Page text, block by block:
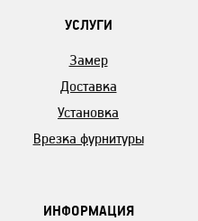
УСЛУГИ
Замер
Доставка
Установка
Врезка фурнитуры
ИНФОРМАЦИЯ